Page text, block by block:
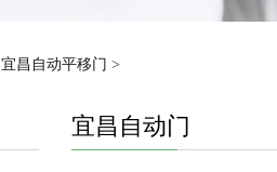
宜昌自动平移门 >
宜昌自动门